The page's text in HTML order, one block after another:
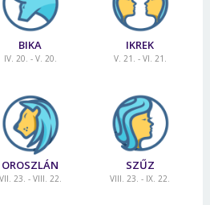
BIKA
IV. 20. - V. 20.
IKREK
V. 21. - VI. 21.
OROSZLÁN
VII. 23. - VIII. 22.
SZŰZ
VIII. 23. - IX. 22.